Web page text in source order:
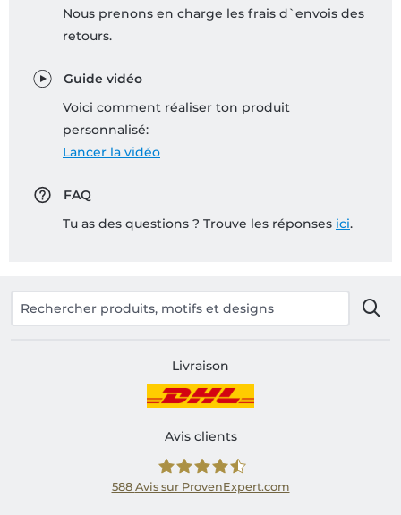
Nous prenons en charge les frais d`envois des
retours.
Guide vidéo
Voici comment réaliser ton produit
personnalisé:
Lancer la vidéo
FAQ
Tu as des questions ? Trouve les réponses ici.
Livraison
Avis clients
588 Avis sur ProvenExpert.com